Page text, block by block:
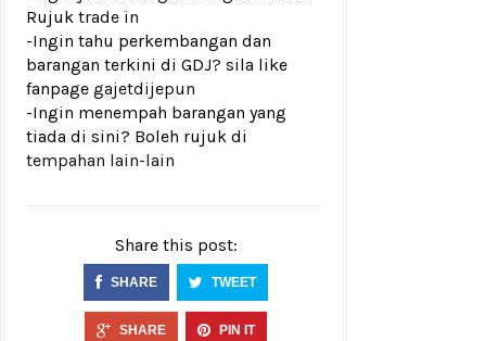
Rujuk trade in
-Ingin tahu perkembangan dan
barangan terkini di GDJ? sila like
fanpage gajetdijepun
-Ingin menempah barangan yang
tiada di sini? Boleh rujuk di
tempahan lain-lain
Share this post:
SHARE TWEET
SHARE PIN IT